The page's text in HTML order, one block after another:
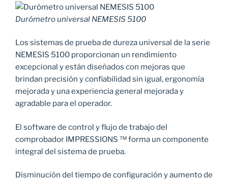
Durómetro universal NEMESIS 5100
Los sistemas de prueba de dureza universal de la serie
NEMESIS 5100 proporcionan un rendimiento
excepcional y están diseñados con mejoras que
brindan precisión y confiabilidad sin igual, ergonomía
mejorada y una experiencia general mejorada y
agradable para el operador.
El software de control y flujo de trabajo del
comprobador IMPRESSIONS ™ forma un componente
integral del sistema de prueba.
Disminución del tiempo de configuración y aumento de